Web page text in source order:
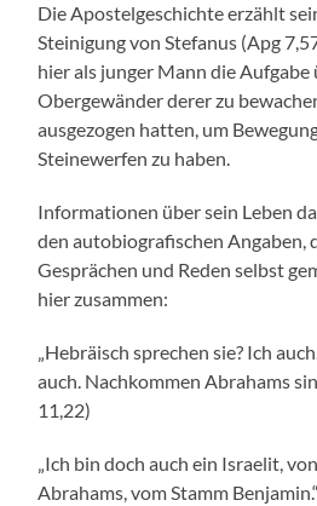
Die Apostelgeschichte erzählt
Steinigung von Stefanus (Apg
hier als junger Mann die Aufgabe
Obergewänder derer zu
ausgezogen hatten, um
Steinewerfen zu haben.
Informationen über sein Leben
den autobiografischen Angaben,
Gesprächen und Reden selbst
hier zusammen:
„Hebräisch sprechen sie? Ich
auch. Nachkommen Abrahams
11,22)
„Ich bin doch auch ein Israelit,
Abrahams, vom Stamm